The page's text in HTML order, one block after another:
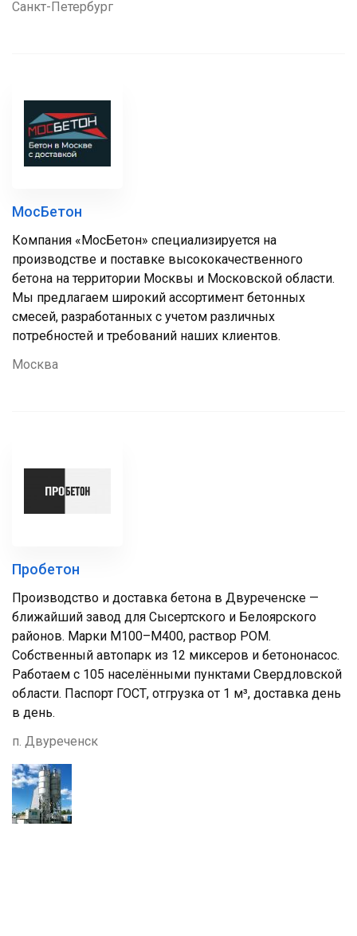
Санкт-Петербург
МосБетон
Компания «МосБетон» специализируется на
производстве и поставке высококачественного
бетона на территории Москвы и Московской области.
Мы предлагаем широкий ассортимент бетонных
смесей, разработанных с учетом различных
потребностей и требований наших клиентов.
Москва
Пробетон
Производство и доставка бетона в Двуреченске —
ближайший завод для Сысертского и Белоярского
районов. Марки М100–М400, раствор РОМ.
Собственный автопарк из 12 миксеров и бетононасос.
Работаем с 105 населёнными пунктами Свердловской
области. Паспорт ГОСТ, отгрузка от 1 м³, доставка день
в день.
п. Двуреченск